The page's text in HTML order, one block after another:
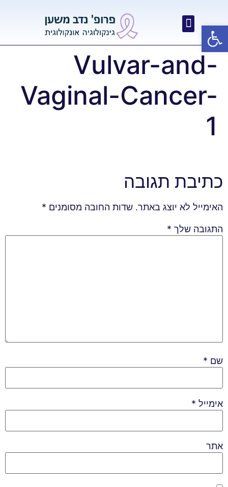
פתח סרגל נגישות
Vulvar-and-
Vaginal-Cancer-
1
כתיבת תגובה
האימייל לא יוצג באתר. שדות החובה מסומנים *
התגובה שלך *
שם *
אימייל *
אתר